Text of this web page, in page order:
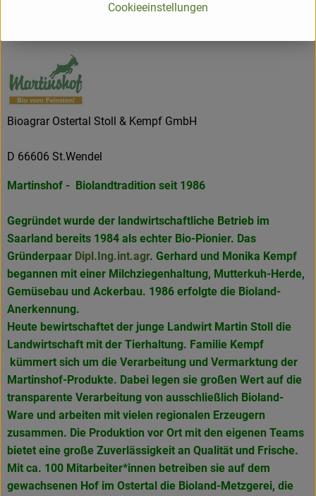
Märkten und als französische Marke "ferme du bio" in
Bioagrar Ostertal Stoll & Kempf GmbH
D 66606 St.Wendel
Martinshof - Biolandtradition seit 1986
Gegründet wurde der landwirtschaftliche Betrieb im
Saarland bereits 1984 als echter Bio-Pionier. Das
Gründerpaar Dipl.Ing.int.agr. Gerhard und Monika Kempf
begannen mit einer Milchziegenhaltung, Mutterkuh-Herde,
Gemüsebau und Ackerbau. 1986 erfolgte die Bioland-
Anerkennung.
Heute bewirtschaftet der junge Landwirt Martin Stoll die
Landwirtschaft mit der Tierhaltung. Familie Kempf
kümmert sich um die Verarbeitung und Vermarktung der
Martinshof-Produkte. Dabei legen sie großen Wert auf die
transparente Verarbeitung von ausschließlich Bioland-
Ware und arbeiten mit vielen regionalen Erzeugern
zusammen. Die Produktion vor Ort mit den eigenen Teams
bietet eine große Zuverlässigkeit an Qualität und Frische.
Mit ca. 100 Mitarbeiter*innen betreiben sie auf dem
gewachsenen Hof im Ostertal die Bioland-Metzgerei, die
Cookieeinstellungen